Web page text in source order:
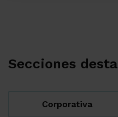
Secciones
Corporativa